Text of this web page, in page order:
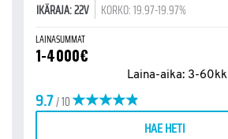
IKÄRAJA: 22V KORKO: 19.97-19.97%
LAINASUMMAT
1-4000€
Laina-aika: 3-60kk
9.7/ 10
HAE HETI